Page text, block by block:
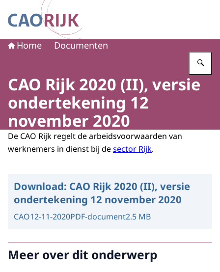
Naar de homepage van CAO Rijk
Home Documenten
CAO Rijk 2020 (II), versie
ondertekening 12
november 2020
De CAO Rijk regelt de arbeidsvoorwaarden van
werknemers in dienst bij desector Rijk.
Download: CAO Rijk 2020 (II), versie
ondertekening 12 november 2020
CAO12-11-2020PDF-document2.5 MB
Meer over dit onderwerp